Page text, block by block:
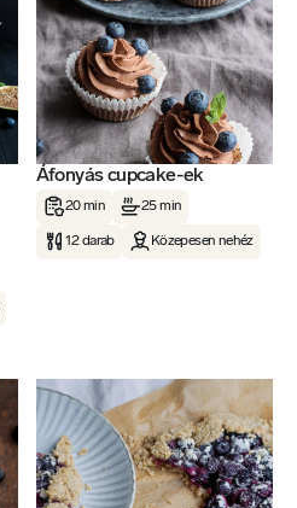
Áfonyás cupcake-ek
20 min 25 min
12 darab Közepesen nehéz